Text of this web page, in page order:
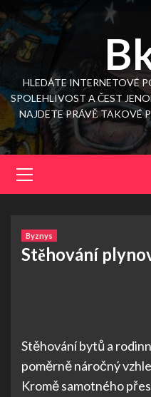
to
content
HLEDÁTE INTERNETOVÉ
SPOLEHLIVOST A ČEST
NAJDETE PRÁVĚ TAKOVÉ
Menu
Byznys
Stěhování
Stěhování bytů a
poměrně náročný
Kromě samotného